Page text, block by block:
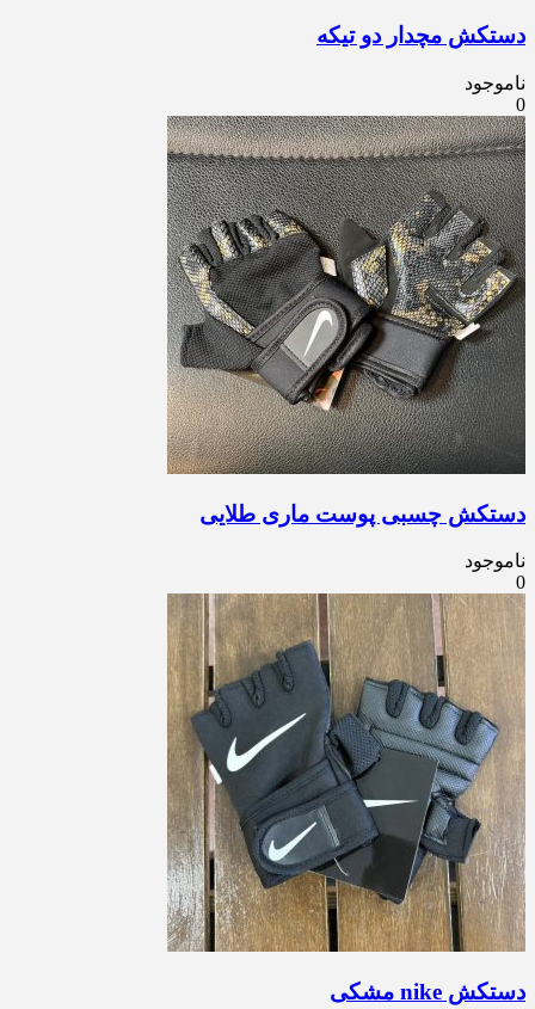
دستکش مچدار دو تیکه
ناموجود
0
دستکش چسبی پوست ماری طلایی
ناموجود
0
دستکش nike مشکی